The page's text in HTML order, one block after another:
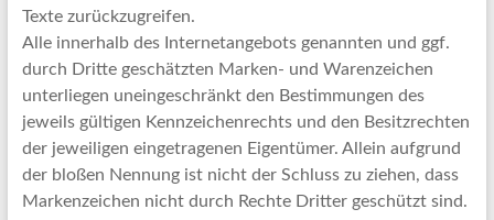
Texte zurückzugreifen.
Alle innerhalb des Internetangebots genannten und ggf.
durch Dritte geschätzten Marken- und Warenzeichen
unterliegen uneingeschränkt den Bestimmungen des
jeweils gültigen Kennzeichenrechts und den Besitzrechten
der jeweiligen eingetragenen Eigentümer. Allein aufgrund
der bloßen Nennung ist nicht der Schluss zu ziehen, dass
Markenzeichen nicht durch Rechte Dritter geschützt sind.